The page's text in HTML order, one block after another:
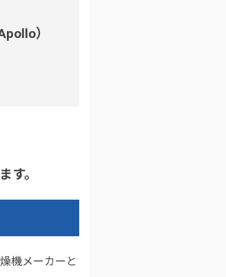
）
す。
機メーカーと